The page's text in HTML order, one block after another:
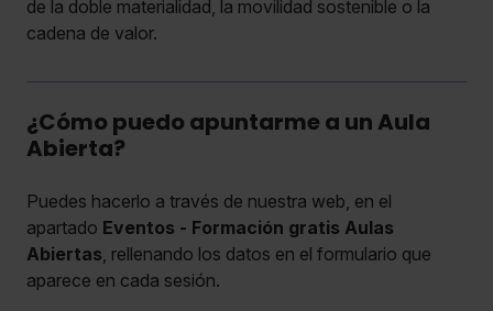
de la doble materialidad, la movilidad sostenible o la
cadena de valor.
¿Cómo puedo apuntarme a un Aula
Abierta?
Puedes hacerlo a través de nuestra web, en el
apartado Eventos - Formación gratis Aulas
Abiertas , rellenando los datos en el formulario que
aparece en cada sesión.